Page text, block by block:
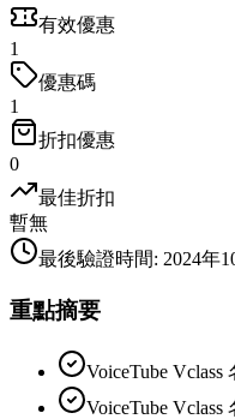
有效優惠
1
優惠碼
1
折扣優惠
0
最佳折扣
暫無
最後驗證時間: 2024年
重點摘要
VoiceTube Vclass
VoiceTube Vclass